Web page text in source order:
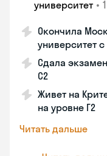
университет •
Окончила
университет
Сдала
С2
Живет на
на уровне Г2
Читать дальше